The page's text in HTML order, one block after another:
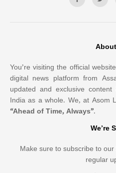
You’re visiting the official
digital news platform from
updated and exclusive
India as a whole. We, at Asom
“Ahead of Time, Always”.
We’re
Make sure to subscribe to
regular